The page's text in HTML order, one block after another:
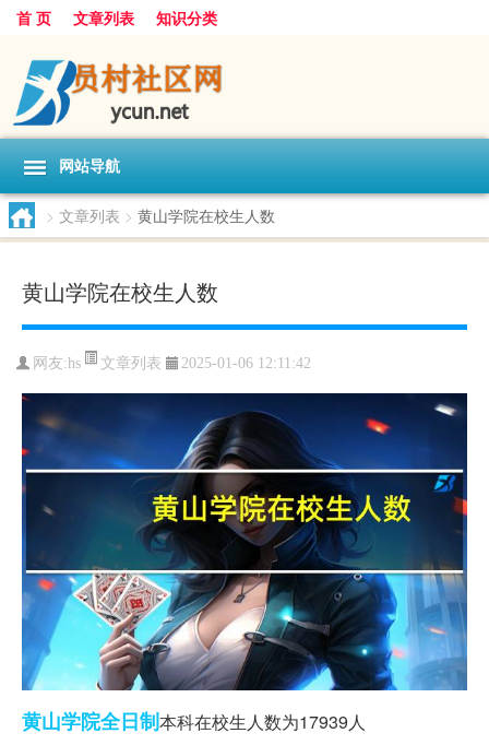
首 页 文章列表 知识分类
网站导航
> 文章列表 > 黄山学院在校生人数
黄山学院在校生人数
网友:hs 文章列表 2025-01-06 12:11:42
黄山学院全日制本科在校生人数为17939人